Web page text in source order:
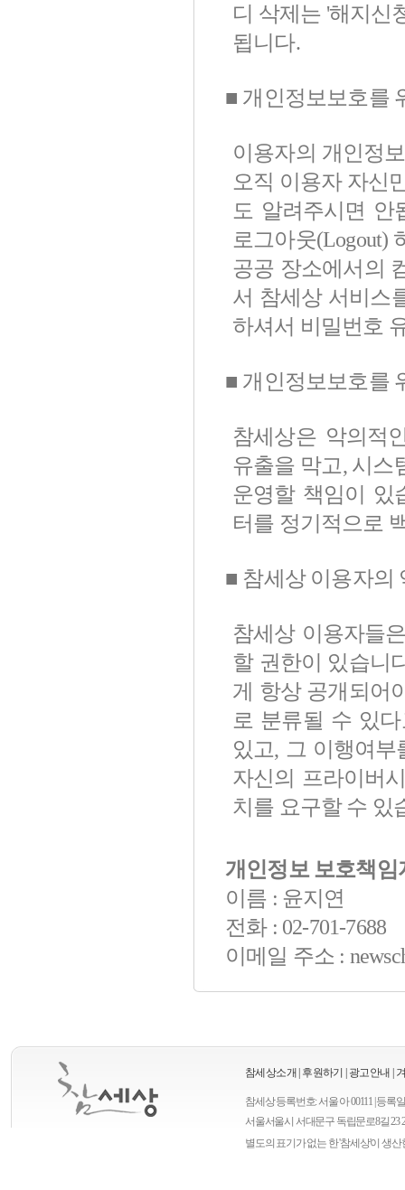
디 삭제는 '해지신
됩니다.
■ 개인정보보호를
이용자의 개인정
오직 이용자 자신
도 알려주시면
로그아웃(Logout)
공공 장소에서의
서 참세상 서비스
하셔서 비밀번호
■ 개인정보보호를
참세상은 악의적
유출을 막고, 시스
운영할 책임이 있
터를 정기적으로
■ 참세상 이용자의
참세상 이용자들
할 권한이 있습니
게 항상 공개되어
로 분류될 수 있
있고, 그 이행여
자신의 프라이버
치를 요구할 수 있
개인정보 보호책임
이름 : 윤지연
전화 : 02-701-7688
이메일 주소 :
참세상소개 후원하기 광고안내
참세상 등록번호: 서울 아 00111 | 등록
서울서울시 서대문구 독립문로8길 23
별도의 표기가 없는 한 '참세상'이 생